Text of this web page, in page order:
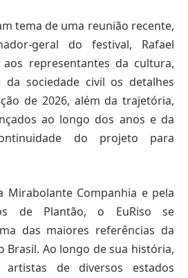
tema de uma reunião recente,
geral do festival, Rafael
representantes da cultura,
sociedade civil os detalhes
de 2026, além da trajetória,
ao longo dos anos e da
do projeto para
Mirabolante Companhia e pela
de Plantão, o EuRiso se
das maiores referências da
Brasil. Ao longo de sua história,
de diversos estados